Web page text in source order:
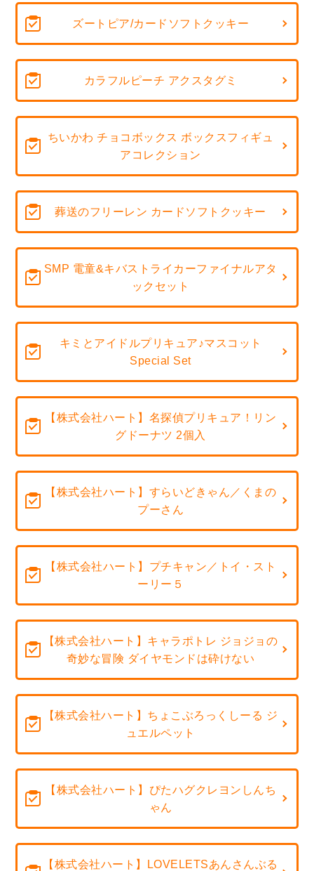
ズートピア/カードソフトクッキー
カラフルピーチ アクスタグミ
ちいかわ チョコボックス ボックスフィギュ
アコレクション
葬送のフリーレン カードソフトクッキー
SMP 電童&キバストライカーファイナルアタ
ックセット
キミとアイドルプリキュア♪マスコット
Special Set
【株式会社ハート】名探偵プリキュア！リン
グドーナツ 2個入
【株式会社ハート】すらいどきゃん／くまの
プーさん
【株式会社ハート】プチキャン／トイ・スト
ーリー５
【株式会社ハート】キャラポトレ ジョジョの
奇妙な冒険 ダイヤモンドは砕けない
【株式会社ハート】ちょこぶろっくしーる ジ
ュエルペット
【株式会社ハート】ぴたハグクレヨンしんち
ゃん
【株式会社ハート】LOVELETSあんさんぶる